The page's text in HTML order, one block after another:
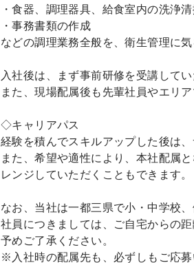
・食器、調理器具、給食室内の洗浄
・事務書類の作成
などの調理業務全般を、衛生管理に
入社後は、まず事前研修を受講して
また、現場配属後も先輩社員やエリ
◇キャリアパス
経験を積んでスキルアップした後は
また、希望や適性により、本社配属
レンジしていただくこともできます。
なお、当社は一都三県で小・中学校
社員につきましては、ご自宅からの
予めご了承ください。
※入社時の配属先も、必ずしもご応